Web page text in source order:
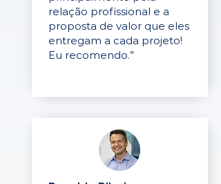
relação profissional e a
proposta de valor que eles
entregam a cada projeto!
Eu recomendo.”